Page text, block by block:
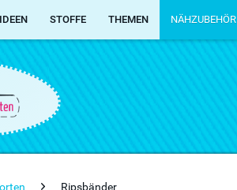
STOFFE THEMEN NÄHZUBEHÖR
Ripsbänder